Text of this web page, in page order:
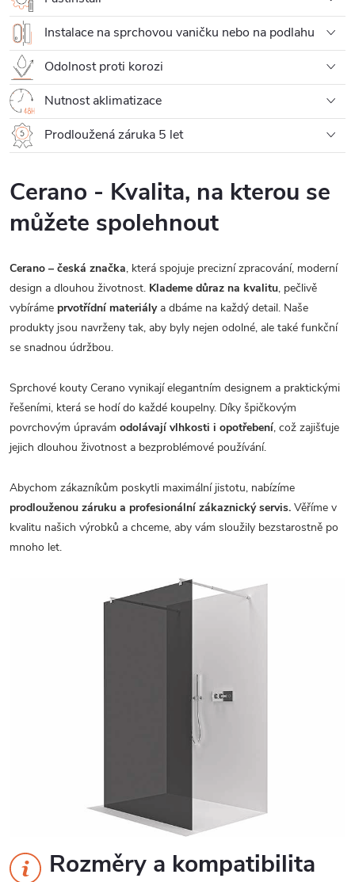
Instalace na sprchovou vaničku nebo na podlahu
Odolnost proti korozi
Nutnost aklimatizace
Prodloužená záruka 5 let
Cerano - Kvalita, na kterou se
můžete spolehnout
Cerano – česká značka, která spojuje precizní zpracování, moderní
design a dlouhou životnost. Klademe důraz na kvalitu, pečlivě
vybíráme prvotřídní materiálya dbáme na každý detail. Naše
produkty jsou navrženy tak, aby byly nejen odolné, ale také funkční
se snadnou údržbou.
Sprchové kouty Cerano vynikají elegantním designem a praktickými
řešeními, která se hodí do každé koupelny. Díky špičkovým
povrchovým úpravám odolávají vlhkosti i opotřebení, což zajišťuje
jejich dlouhou životnost a bezproblémové používání.
Abychom zákazníkům poskytli maximální jistotu, nabízíme
prodlouženou záruku a profesionální zákaznický servis. Věříme v
kvalitu našich výrobků a chceme, aby vám sloužily bezstarostně po
mnoho let.
Rozměry a kompatibilita